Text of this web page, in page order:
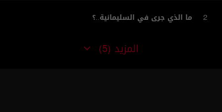
2 ما الذي جرى في السليمانية..؟
المزيد (5)